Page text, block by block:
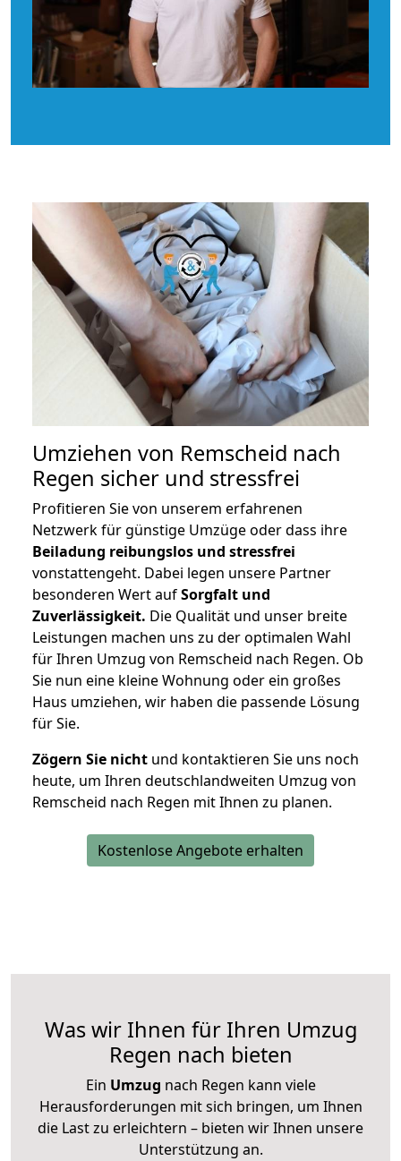
Umziehen von Remscheid nach
Regen sicher und stressfrei
Profitieren Sie von unserem erfahrenen
Netzwerk für günstige Umzüge oder dass ihre
Beiladung reibungslos und stressfrei
vonstattengeht. Dabei legen unsere Partner
besonderen Wert aufSorgfalt und
Zuverlässigkeit. Die Qualität und unser breite
Leistungen machen uns zu der optimalen Wahl
für Ihren Umzug von Remscheid nach Regen. Ob
Sie nun eine kleine Wohnung oder ein großes
Haus umziehen, wir haben die passende Lösung
für Sie.
Zögern Sie nicht und kontaktieren Sie uns noch
heute, um Ihren deutschlandweiten Umzug von
Remscheid nach Regen mit Ihnen zu planen.
Kostenlose Angebote erhalten
Was wir Ihnen für Ihren Umzug
Regen nach bieten
Ein Umzug nach Regen kann viele
Herausforderungen mit sich bringen, um Ihnen
die Last zu erleichtern – bieten wir Ihnen unsere
Unterstützung an.